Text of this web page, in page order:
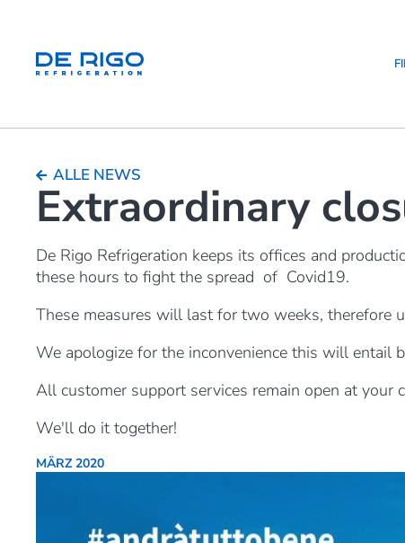
ALLE NEWS
Extraordinary
De Rigo Refrigeration keeps its offices and
these hours to fight the spread of Covid19.
These measures will last for two weeks, therefore
We apologize for the inconvenience this will entail
All customer support services remain open at your
We'll do it together!
MÄRZ 2020